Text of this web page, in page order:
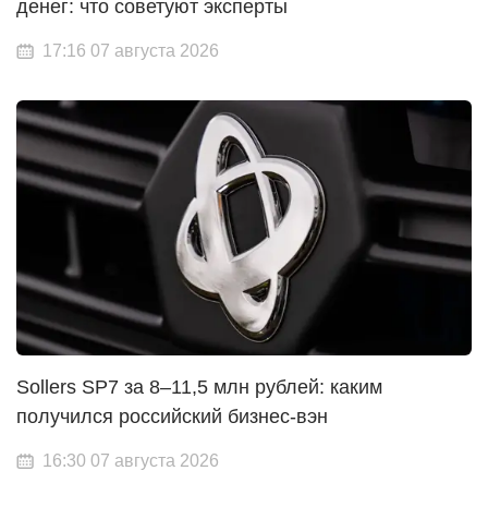
денег: что советуют эксперты
17:16 07 августа 2026
Sollers SP7 за 8–11,5 млн рублей: каким
получился российский бизнес-вэн
16:30 07 августа 2026